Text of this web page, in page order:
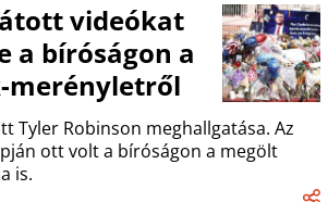
videókat
a bíróságon a
merényletről
Tyler Robinson meghallgatása. Az
ott volt a bíróságon a megölt
is.